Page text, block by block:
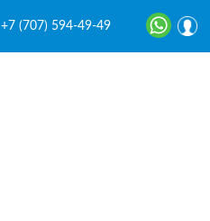
+7 (707) 594-49-49